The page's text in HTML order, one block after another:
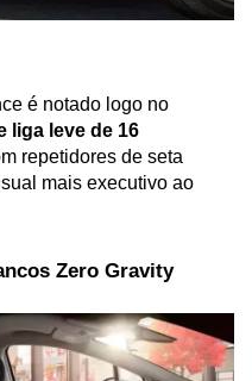
é notado logo no
liga leve de 16
repetidores de seta
mais executivo ao
Zero Gravity